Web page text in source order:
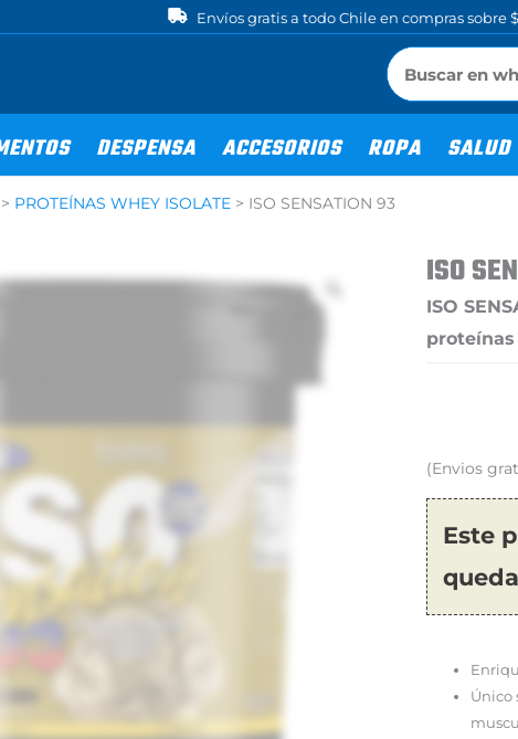
Envíos gratis a todo Chile en compras sobre
DESPENSA ACCESORIOS ROPA SALUD
> PROTEÍNAS WHEY ISOLATE > ISO SENSATION 93
ISO
ISO
(Envios
Este
Único